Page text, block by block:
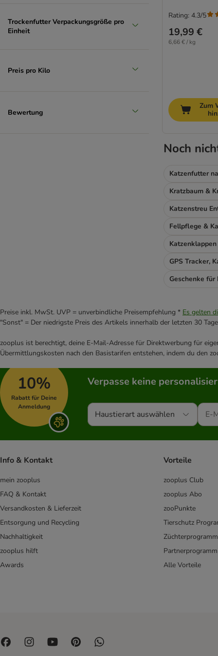
Markus-Mühle Beutenah
Nova foods
Optimanova
Thrive PremiumPlus
Venandi Animal
Virbac Veterinary HPM Diätfutter
Virbac Veterinary HPM
Wellness Core
Whiskas
Wiejska Zagroda
Wildes Land
WOW Cat
Yarrah Biofutter
Kitten
Adult
Senior Katzenfutter
Getreidefreies Katzentrockenfutter
Glutenfreies Katzentrockenfutter
Kaltgepresstes Katzenfutter
Katzentrockenfutter hoher Fleischanteil
Hypoallergenes Katzentrockenfutter
Katzentrockenfutter bei Arthrose
Trockenfutter Verpackungsgröße pro
Einheit
Preis pro Kilo
Bewertung
19,99 €
6,66 € / kg
Rating: 4.3/5
Zum
Noch
Katzenfutter
Kratzbaum &
Katzenstreu
GPS Tracker,
Geschenke für
Preise inkl. MwSt. UVP = unverbindliche Preisempfehlung * Es gelten
"Sonst" = Der niedrigste Preis des Artikels innerhalb der letzten 30
zooplus ist berechtigt, deine E-Mail-Adresse für Direktwerbung für
Übermittlungskosten nach den Basistarifen entstehen, indem du den
10%
Rabatt für Deine
Anmeldung
Verpasse keine
Haustierart auswählen
Info & Kontakt
mein zooplus
FAQ & Kontakt
Versandkosten & Lieferzeit
Entsorgung und Recycling
Nachhaltigkeit
zooplus hilft
Awards
Vorteile
zooplus Club
zooplus Abo
zooPunkte
Tierschutz
Züchterprogramm
Partnerprogramm
Alle Vorteile